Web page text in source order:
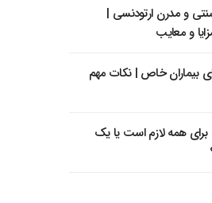
و مدرن ارتودنسی |
و معایب
بیماران خاص | نکات مهم
برای همه لازم است یا یک